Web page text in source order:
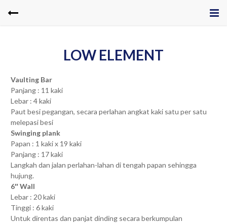
LOW ELEMENT
Vaulting Bar
Panjang : 11 kaki
Lebar : 4 kaki
Paut besi pegangan, secara perlahan angkat kaki satu per satu
melepasi besi
Swinging plank
Papan : 1 kaki x 19 kaki
Panjang : 17 kaki
Langkah dan jalan perlahan-lahan di tengah papan sehingga
hujung.
6″ Wall
Lebar : 20 kaki
Tinggi : 6 kaki
Untuk direntas dan panjat dinding secara berkumpulan